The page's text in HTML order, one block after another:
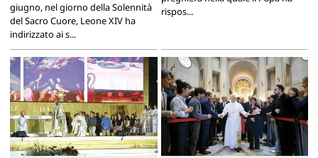
giugno, nel giorno della Solennità
del Sacro Cuore, Leone XIV ha
indirizzato ai s...
rispos...